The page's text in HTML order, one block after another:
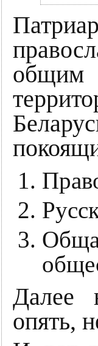
общим
Далее
опять,